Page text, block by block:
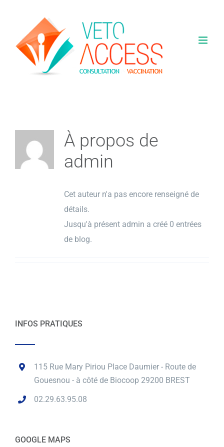
contenu
À propos de
admin
Cet auteur n'a pas encore renseigné de
détails.
Jusqu'à présent admin a créé 0 entrées
de blog.
INFOS PRATIQUES
115 Rue Mary Piriou Place Daumier - Route de
Gouesnou - à côté de Biocoop 29200 BREST
02.29.63.95.08
GOOGLE MAPS